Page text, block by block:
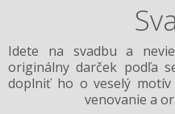
Idete na svadbu a
originálny darček podľa
doplniť ho o veselý
venovanie a